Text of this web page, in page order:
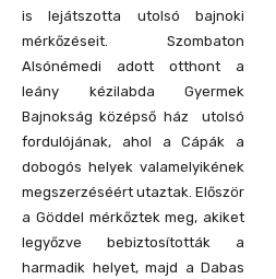
is lejátszotta utolsó bajnoki
mérkőzéseit. Szombaton
Alsónémedi adott otthont a
leány kézilabda Gyermek
Bajnokság középső ház utolsó
fordulójának, ahol a Cápák a
dobogós helyek valamelyikének
megszerzéséért utaztak. Először
a Göddel mérkőztek meg, akiket
legyőzve bebiztosították a
harmadik helyet, majd a Dabas